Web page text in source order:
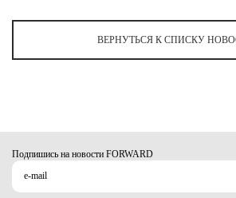
Томская область (1)
Челябинская область (2)
Ямало-Ненецкий автономный округ (1)
Ярославская область (1)
ВЕРНУТЬСЯ К СПИСКУ
Подпишись на новости FORWARD